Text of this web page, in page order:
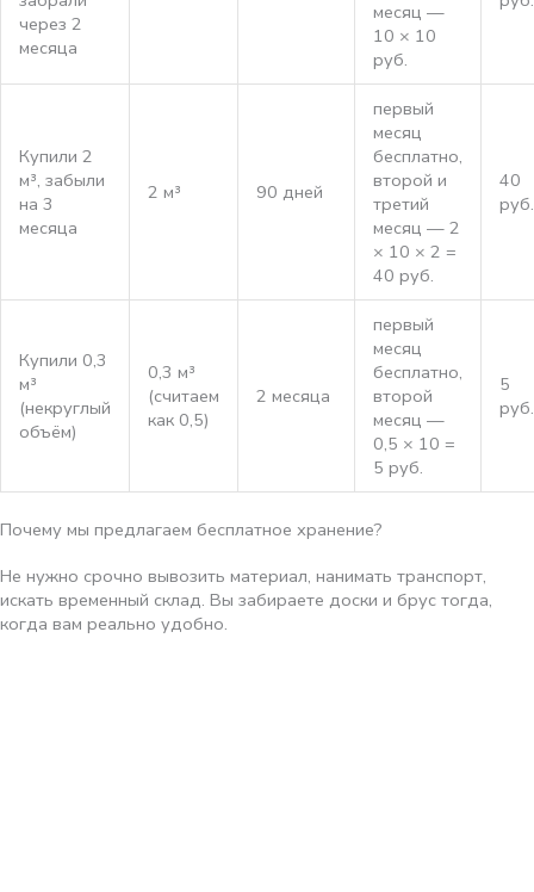
через 2
месяца
месяц —
10 × 10
руб.
Купили 2
м³, забыли
на 3
месяца
2 м³ 90 дней
первый
месяц
бесплатно,
второй и
третий
месяц — 2
× 10 × 2 =
40 руб.
40
руб.
Купили 0,3
м³
(некруглый
объём)
0,3 м³
(считаем
как 0,5)
2 месяца
первый
месяц
бесплатно,
второй
месяц —
0,5 × 10 =
5 руб.
5
руб.
Почему мы предлагаем бесплатное хранение?
Не нужно срочно вывозить материал, нанимать транспорт,
искать временный склад. Вы забираете доски и брус тогда,
когда вам реально удобно.